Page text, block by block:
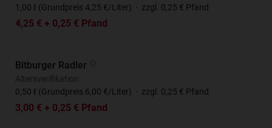
1,00 ℓ (Grundpreis 4,25 €/Liter) · zzgl. 0,25 € Pfand
4,25 € + 0,25 € Pfand
Bitburger Radler
Altersverifikation
0,50 ℓ (Grundpreis 6,00 €/Liter) · zzgl. 0,25 € Pfand
3,00 € + 0,25 € Pfand